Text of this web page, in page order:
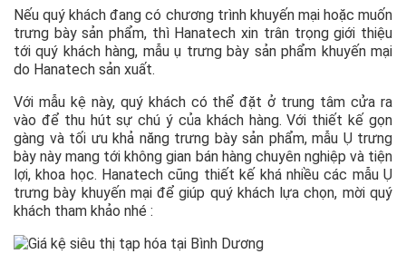
Nếu quý khách đang có chương trình khuyến mại hoặc muốn
trưng bày sản phẩm, thì Hanatech xin trân trọng giới thiệu
tới quý khách hàng, mẫu ụ trưng bày sản phẩm khuyến mại
do Hanatech sản xuất.
Với mẫu kệ này, quý khách có thể đặt ở trung tâm cửa ra
vào để thu hút sự chú ý của khách hàng. Với thiết kế gọn
gàng và tối ưu khả năng trưng bày sản phẩm, mẫu Ụ trưng
bày này mang tới không gian bán hàng chuyên nghiệp và tiện
lợi, khoa học. Hanatech cũng thiết kế khá nhiều các mẫu Ụ
trưng bày khuyến mại để giúp quý khách lựa chọn, mời quý
khách tham khảo nhé :